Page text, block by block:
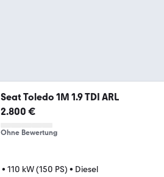
Seat Toledo 1M 1.9 TDI ARL
2.800 €
Ohne Bewertung
• 110 kW (150 PS) • Diesel